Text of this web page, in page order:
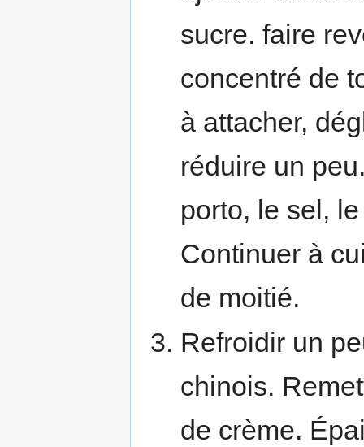
sucre. faire
concentré de
à attacher,
réduire un
porto, le sel,
Continuer à
de moitié.
Refroidir un
chinois.
de crème.